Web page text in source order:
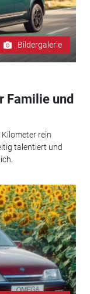
Bildergalerie
Familie und
rein
talentiert und